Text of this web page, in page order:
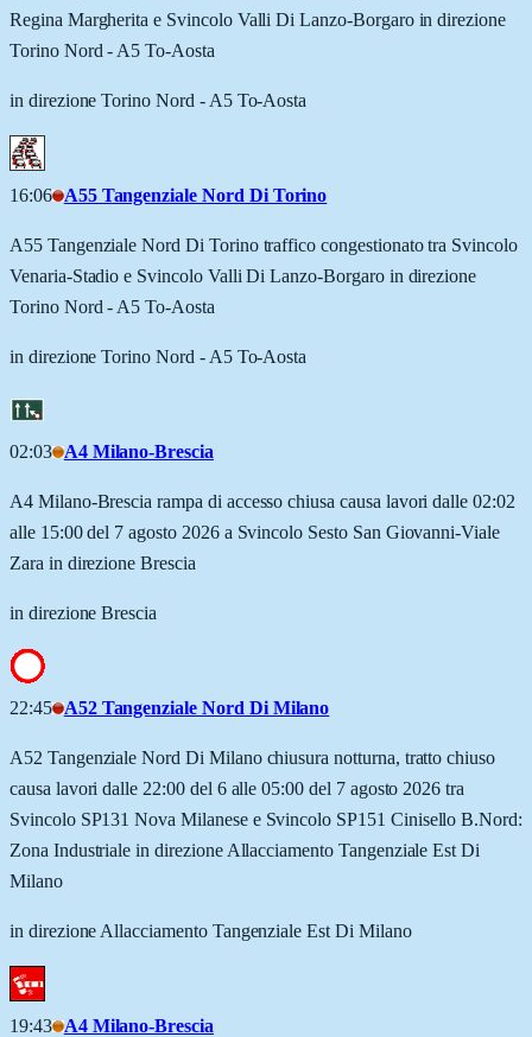
Regina Margherita e Svincolo Valli Di Lanzo-Borgaro in direzione
Torino Nord - A5 To-Aosta
in direzione Torino Nord - A5 To-Aosta
16:06 A55 Tangenziale Nord Di Torino
A55 Tangenziale Nord Di Torino traffico congestionato tra Svincolo
Venaria-Stadio e Svincolo Valli Di Lanzo-Borgaro in direzione
Torino Nord - A5 To-Aosta
in direzione Torino Nord - A5 To-Aosta
02:03 A4 Milano-Brescia
A4 Milano-Brescia rampa di accesso chiusa causa lavori dalle 02:02
alle 15:00 del 7 agosto 2026 a Svincolo Sesto San Giovanni-Viale
Zara in direzione Brescia
in direzione Brescia
22:45 A52 Tangenziale Nord Di Milano
A52 Tangenziale Nord Di Milano chiusura notturna, tratto chiuso
causa lavori dalle 22:00 del 6 alle 05:00 del 7 agosto 2026 tra
Svincolo SP131 Nova Milanese e Svincolo SP151 Cinisello B.Nord:
Zona Industriale in direzione Allacciamento Tangenziale Est Di
Milano
in direzione Allacciamento Tangenziale Est Di Milano
19:43 A4 Milano-Brescia